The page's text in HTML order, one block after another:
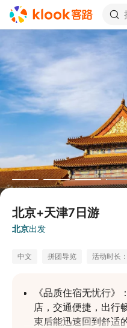
北京+天津7日游
北京出发
中文 拼团导览 活动时长
《品质住宿无忧行
店，交通便捷，出行
束后能迅速回到舒适